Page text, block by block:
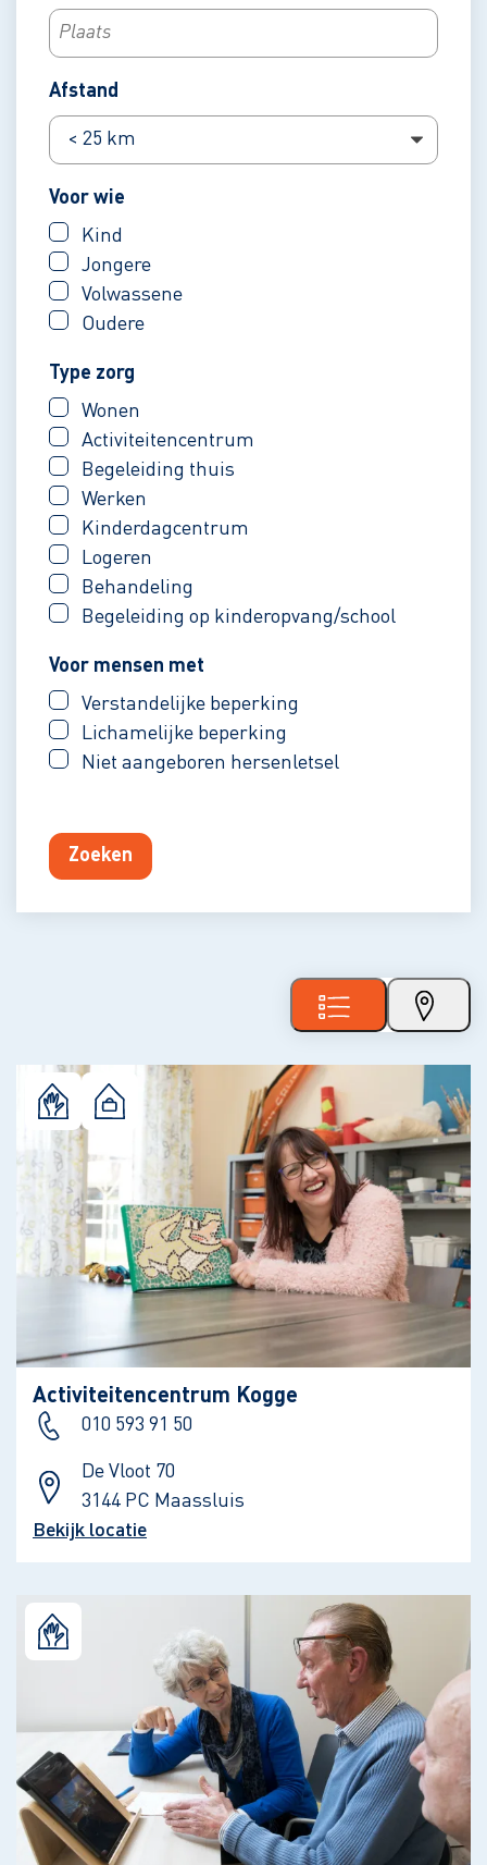
Afstand
Voor wie
Kind
Jongere
Volwassene
Oudere
Type zorg
Wonen
Activiteitencentrum
Begeleiding thuis
Werken
Kinderdagcentrum
Logeren
Behandeling
Begeleiding op kinderopvang/school
Voor mensen met
Verstandelijke beperking
Lichamelijke beperking
Niet aangeboren hersenletsel
Zoeken
Activiteitencentrum Kogge
010 593 91 50
De Vloot 70
3144 PC Maassluis
Bekijk locatie